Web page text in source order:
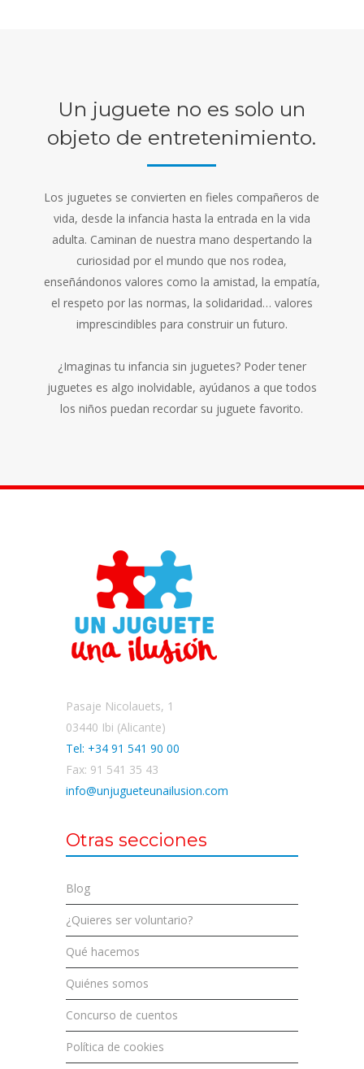
Un juguete no es solo un
objeto de entretenimiento.
Los juguetes se convierten en fieles compañeros de
vida, desde la infancia hasta la entrada en la vida
adulta. Caminan de nuestra mano despertando la
curiosidad por el mundo que nos rodea,
enseñándonos valores como la amistad, la empatía,
el respeto por las normas, la solidaridad… valores
imprescindibles para construir un futuro.
¿Imaginas tu infancia sin juguetes? Poder tener
juguetes es algo inolvidable, ayúdanos a que todos
los niños puedan recordar su juguete favorito.
Pasaje Nicolauets, 1
03440 Ibi (Alicante)
Tel: +34 91 541 90 00
Fax: 91 541 35 43
info@unjugueteunailusion.com
Otras secciones
Blog
¿Quieres ser voluntario?
Qué hacemos
Quiénes somos
Concurso de cuentos
Política de cookies